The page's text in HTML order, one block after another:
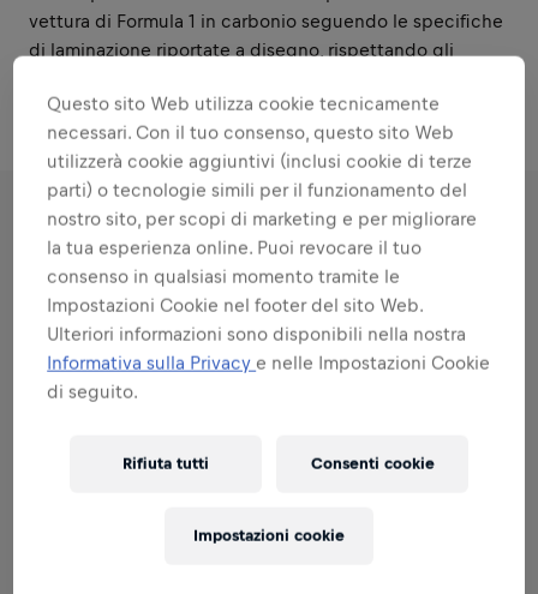
vettura di Formula 1 in carbonio seguendo le specifiche
di laminazione riportate a disegno, rispettando gli
RESPONSABILITÀ
Ambiti nei quali ti metterai in
gioco
Tutte le resposnabilità che ti affideremo:
Questo sito Web utilizza cookie tecnicamente
necessari. Con il tuo consenso, questo sito Web
utilizzerà cookie aggiuntivi (inclusi cookie di terze
parti) o tecnologie simili per il funzionamento del
nostro sito, per scopi di marketing e per migliorare
la tua esperienza online. Puoi revocare il tuo
consenso in qualsiasi momento tramite le
Impostazioni Cookie nel footer del sito Web.
Ulteriori informazioni sono disponibili nella nostra
Informativa sulla Privacy e nelle Impostazioni Cookie
di seguito.
Rifiuta tutti Consenti cookie
Impostazioni cookie